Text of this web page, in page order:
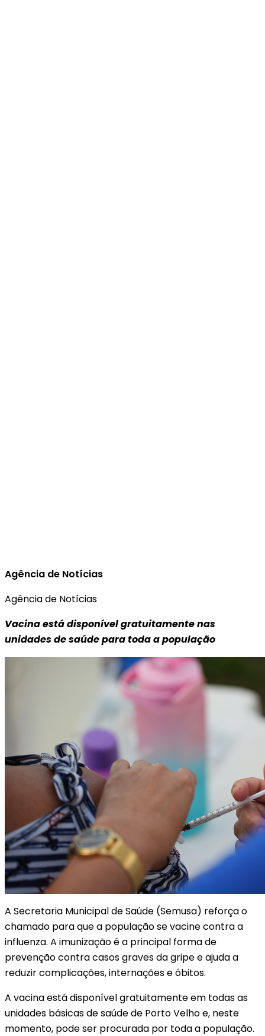
Agência de Notícias
Agência de Notícias
Vacina está disponível gratuitamente nas
unidades de saúde para toda a população
A Secretaria Municipal de Saúde (Semusa) reforça o
chamado para que a população se vacine contra a
influenza. A imunização é a principal forma de
prevenção contra casos graves da gripe e ajuda a
reduzir complicações, internações e óbitos.
A vacina está disponível gratuitamente em todas as
unidades básicas de saúde de Porto Velho e, neste
momento, pode ser procurada por toda a população.